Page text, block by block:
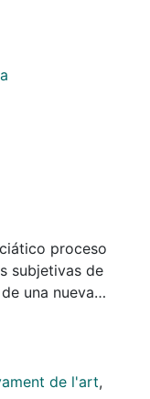
proceso
subjetivas de
una nueva
dispositivo, y
la
Aquello
de l'art,